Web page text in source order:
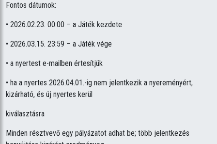
Fontos dátumok:
• 2026.02.23. 00:00 – a Játék kezdete
• 2026.03.15. 23:59 – a Játék vége
• a nyertest e-mailben értesítjük
• ha a nyertes 2026.04.01.-ig nem jelentkezik a nyereményért,
kizárható, és új nyertes kerül
kiválasztásra
Minden résztvevő egy pályázatot adhat be; több jelentkezés